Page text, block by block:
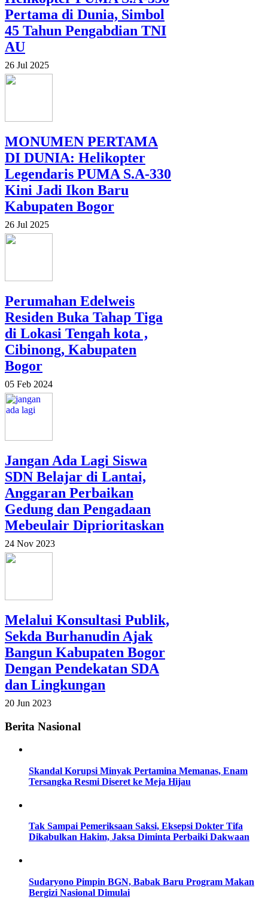
Pertama di Dunia, Simbol
45 Tahun Pengabdian TNI
AU
26 Jul 2025
MONUMEN PERTAMA
DI DUNIA: Helikopter
Legendaris PUMA S.A-330
Kini Jadi Ikon Baru
Kabupaten Bogor
26 Jul 2025
Perumahan Edelweis
Residen Buka Tahap Tiga
di Lokasi Tengah kota ,
Cibinong, Kabupaten
Bogor
05 Feb 2024
Jangan Ada Lagi Siswa
SDN Belajar di Lantai,
Anggaran Perbaikan
Gedung dan Pengadaan
Mebeulair Diprioritaskan
24 Nov 2023
Melalui Konsultasi Publik,
Sekda Burhanudin Ajak
Bangun Kabupaten Bogor
Dengan Pendekatan SDA
dan Lingkungan
20 Jun 2023
Berita Nasional
Skandal Korupsi Minyak Pertamina Memanas, Enam
Tersangka Resmi Diseret ke Meja Hijau
Tak Sampai Pemeriksaan Saksi, Eksepsi Dokter Tifa
Dikabulkan Hakim, Jaksa Diminta Perbaiki Dakwaan
Sudaryono Pimpin BGN, Babak Baru Program Makan
Bergizi Nasional Dimulai